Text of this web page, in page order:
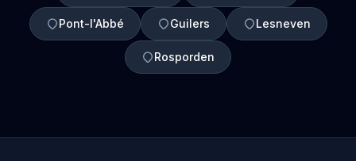
Pont-l'Abbé Guilers Lesneven
Rosporden